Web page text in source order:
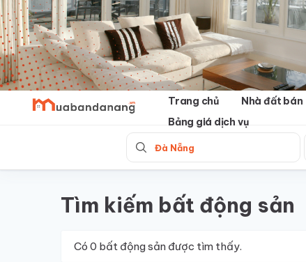
Skip
to
content
Trang chủ Nhà đất bán
Bảng giá dịch vụ
Đà Nẵng
Tìm kiếm bất động sản
Có 0 bất động sản được tìm thấy.